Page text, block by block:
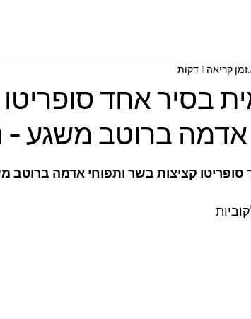
בסיר אחד
ברוטב משגע -
זמן קריאה 1 דקות
קציצות בשר ותפוחי אדמה ברוטב